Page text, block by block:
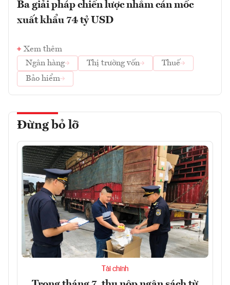
Ba giải pháp chiến lược nhằm cán mốc
xuất khẩu 74 tỷ USD
Xem thêm
Ngân hàng
Thị trường vốn
Thuế
Bảo hiểm
Đừng bỏ lỡ
Tài chính